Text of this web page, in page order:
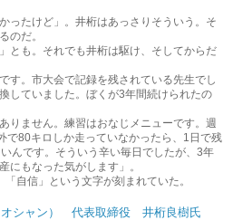
ったけど」。井桁はあっさりそういう。そ
のだ。
とも。それでも井桁は駆け、そしてからだ
す。市大会で記録を残されている先生でし
していました。ぼくが3年間続けられたの
りません。練習はおなじメニューです。週
で80キロしか走っていなかったら、1日で残
んです。そういう辛い毎日でしたが、3年
にもなった気がします」。
自信」という文字が刻まれていた。
オシャン） 代表取締役 井桁良樹氏